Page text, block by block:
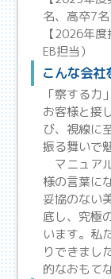
名、高卒7名
【2026年
EB担当）
こんな会社
「察する力
お客様と接
び、視線に
振る舞いで
マニュア
様の言葉に
妥協のない
底し、究極
います。私
りできまし
的なおもて